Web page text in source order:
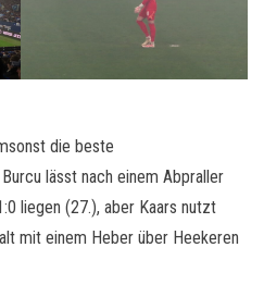
die beste
lässt nach einem Abpraller
liegen (27.), aber Kaars nutzt
mit einem Heber über Heekeren